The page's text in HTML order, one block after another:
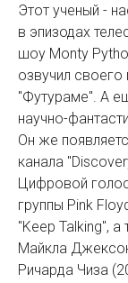
Этот ученый -
в эпизодах
шоу Monty
озвучил
"Футураме". А
научно-
Он же
канала
Цифровой
группы Pink
"Keep Talking",
Майкла
Ричарда Чиза